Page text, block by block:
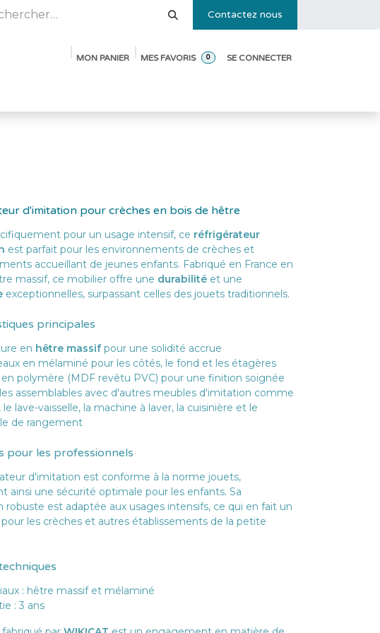
Contactez nous
MON PANIER 0
MES FAVORIS SE CONNECTER
d'imitation pour crèches en bois de hêtre
pour un usage intensif, ce réfrigérateur
est parfait pour les environnements de crèches et
accueillant de jeunes enfants. Fabriqué en France en
massif, ce mobilier offre une durabilité et une
exceptionnelles, surpassant celles des jouets traditionnels.
principales
en hêtre massifpour une solidité accrue
en mélaminé pour les côtés, le fond et les étagères
polymère (MDF revêtu PVC) pour une finition soignée
assemblables avec d'autres meubles d'imitation comme
le lave-vaisselle, la machine à laver, la cuisinière et le
de rangement
pour les professionnels
d'imitation est conforme à la norme jouets,
ainsi une sécurité optimale pour les enfants. Sa
robuste est adaptée aux usages intensifs, ce qui en fait un
pour les crèches et autres établissements de la petite
: hêtre massif et mélaminé
: 3 ans